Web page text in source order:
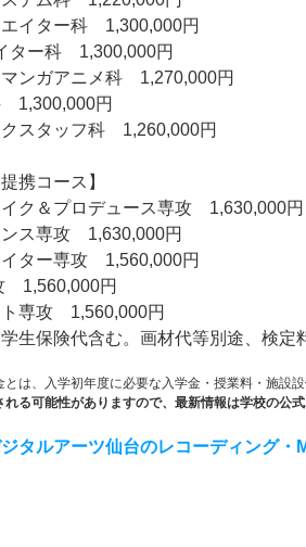
イター科 1,300,000円
ター科 1,300,000円
ンガアニメ科 1,270,000円
1,300,000円
クスタッフ科 1,260,000円
携コース】
イク＆プロデュース専攻 1,630,000円
ス専攻 1,630,000円
ター専攻 1,560,000円
1,560,000円
専攻 1,560,000円
生保険代含む。画材代等別途、検定
は、入学初年度に必要な入学金・授業料・施設
る可能性がありますので、最新情報は学校の公式
タルアーツ仙台のレコーディング・